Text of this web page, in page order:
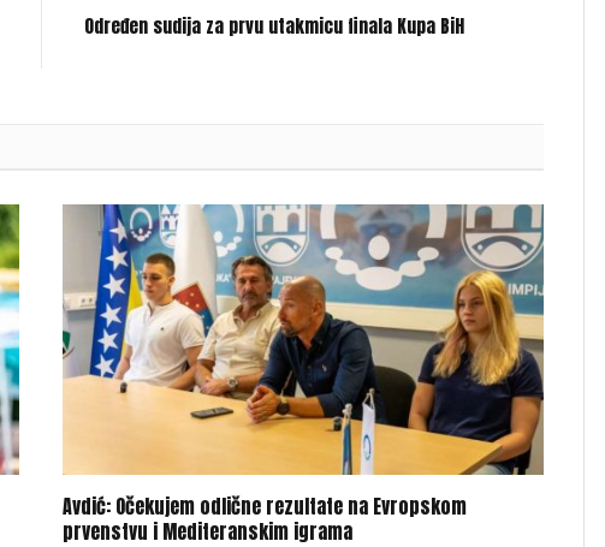
Određen sudija za prvu utakmicu finala Kupa BiH
Avdić: Očekujem odlične rezultate na Evropskom
prvenstvu i Mediteranskim igrama